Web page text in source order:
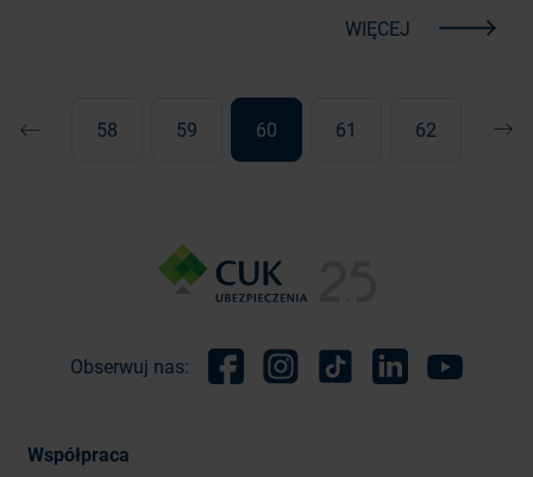
WIĘCEJ
58 59 60 61 62
Obserwuj nas:
Współpraca